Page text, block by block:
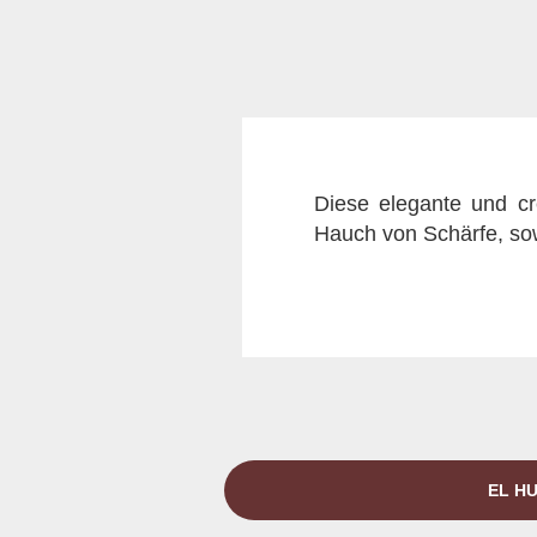
Diese elegante und
Hauch von Schärfe,
EL